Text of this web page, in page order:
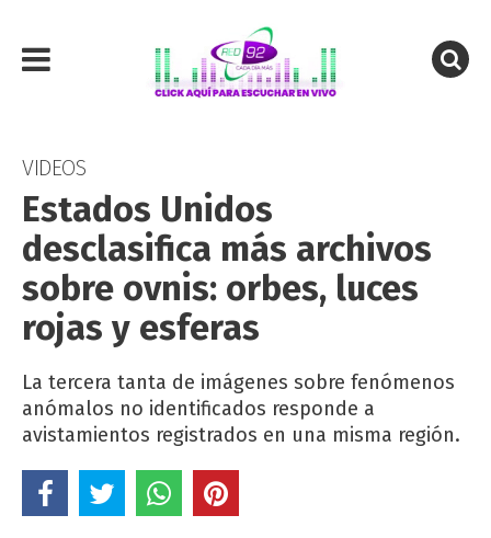
VIDEOS
Estados Unidos
desclasifica más archivos
sobre ovnis: orbes, luces
rojas y esferas
La tercera tanta de imágenes sobre fenómenos
anómalos no identificados responde a
avistamientos registrados en una misma región.